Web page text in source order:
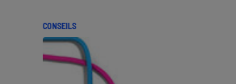
CONSEILS